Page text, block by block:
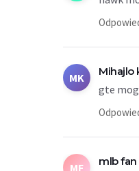
MK Mihajlo
gte
MF mlb fan